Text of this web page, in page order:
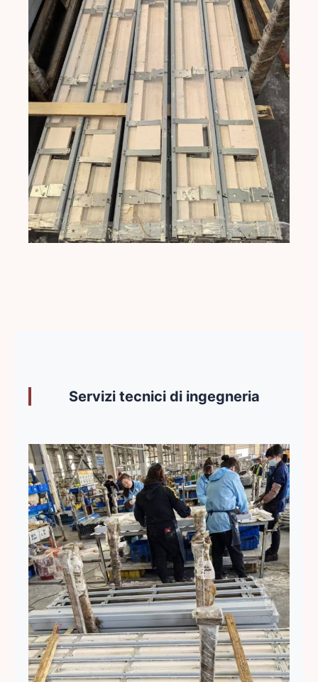
Servizi tecnici di ingegneria